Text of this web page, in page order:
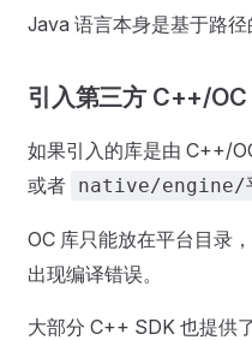
Java 语言本身是基于路
引入第三方 C++/OC
如果引入的库是由 C++/
或者 native/engine/
OC 库只能放在平台目录
出现编译错误。
大部分 C++ SDK 也提供